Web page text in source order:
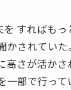
すればも
されていた。
さが活かさ
一部で行っ